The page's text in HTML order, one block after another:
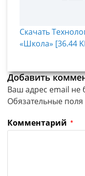
Скачать
«Школа» [36.44
Добавить
Ваш адрес email не
Обязательные
Комментарий *